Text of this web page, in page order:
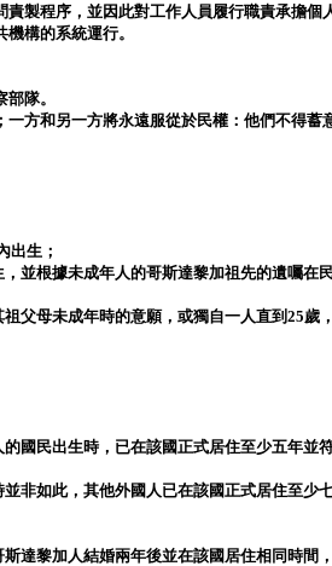
製程序，並因此對工作人員履行職責承擔個
構的系統運行。
隊。
方和另一方將永遠服從於民權：他們不得蓄
出生；
並根據未成年人的哥斯達黎加祖先的遺囑在
父母未成年時的意願，或獨自一人直到25歲
國民出生時，已在該國正式居住至少五年並
非如此，其他外國人已在該國正式居住至少
達黎加人結婚兩年後並在該國居住相同時間